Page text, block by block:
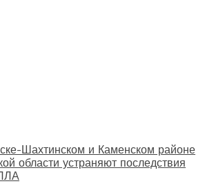
Шахтинском и Каменском районе
области устраняют последствия